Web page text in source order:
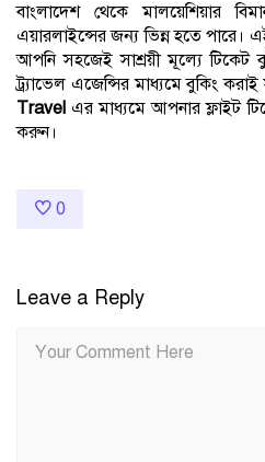
বাংলাদেশ থেকে মালয়েশিয়ার
এয়ারলাইন্সের জন্য ভিন্ন হতে পারে।
আপনি সহজেই সাশ্রয়ী মূল্যে টিকেট
ট্র্যাভেল এজেন্সির মাধ্যমে বুকিং
Travel এর মাধ্যমে আপনার ফ্লাইট
করুন।
0
Leave a Reply